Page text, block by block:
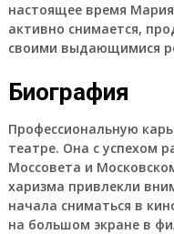
настоящее время
активно снимается,
своими выдающимися
Биография
Профессиональную
театре. Она с успехом
Моссовета и
харизма привлекли
начала сниматься в
на большом экране в